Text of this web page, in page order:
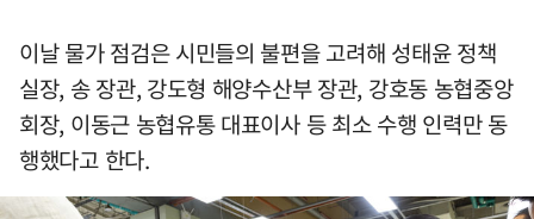
이날 물가 점검은 시민들의 불편을 고려해 성태윤 정책
실장, 송 장관, 강도형 해양수산부 장관, 강호동 농협중앙
회장, 이동근 농협유통 대표이사 등 최소 수행 인력만 동
행했다고 한다.